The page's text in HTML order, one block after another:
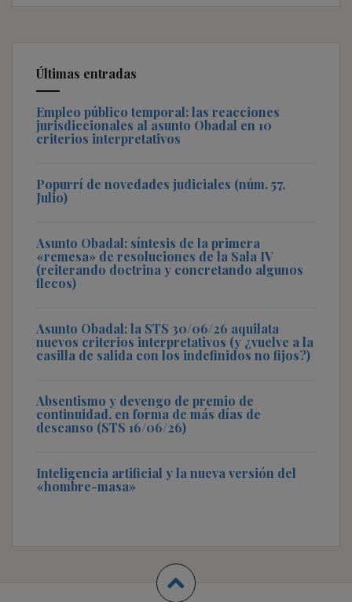
Últimas entradas
Empleo público temporal: las reacciones
jurisdiccionales al asunto Obadal en 10
criterios interpretativos
Popurrí de novedades judiciales (núm. 57,
Julio)
Asunto Obadal: síntesis de la primera
«remesa» de resoluciones de la Sala IV
(reiterando doctrina y concretando algunos
flecos)
Asunto Obadal: la STS 30/06/26 aquilata
nuevos criterios interpretativos (y ¿vuelve a la
casilla de salida con los indefinidos no fijos?)
Absentismo y devengo de premio de
continuidad, en forma de más días de
descanso (STS 16/06/26)
Inteligencia artificial y la nueva versión del
«hombre-masa»